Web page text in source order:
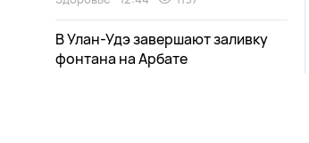
В Улан-Удэ завершают заливку
фонтана на Арбате